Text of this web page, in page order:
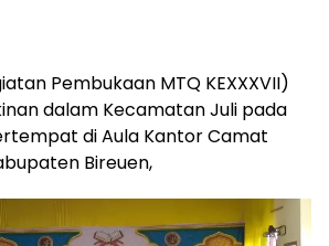
Pembukaan MTQ KEXXXVII)
dalam Kecamatan Juli pada
di Aula Kantor Camat
Bireuen,